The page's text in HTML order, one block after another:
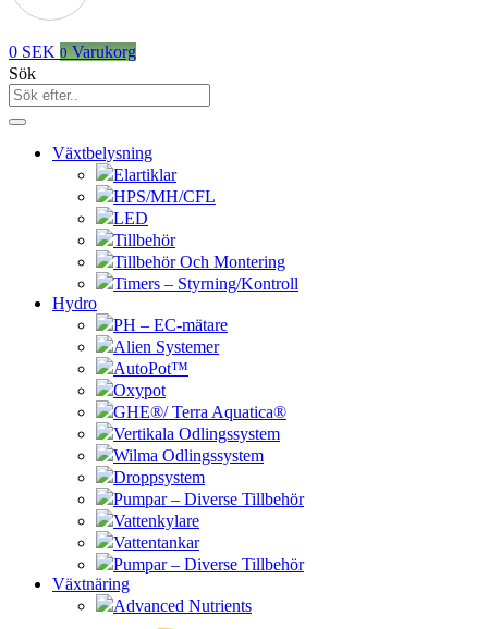
0 SEK 0 Varukorg
Sök
Växtbelysning
Elartiklar
HPS/MH/CFL
LED
Tillbehör
Tillbehör Och Montering
Timers – Styrning/Kontroll
Hydro
PH – EC-mätare
Alien Systemer
AutoPot™
Oxypot
GHE®/ Terra Aquatica®
Vertikala Odlingssystem
Wilma Odlingssystem
Droppsystem
Pumpar – Diverse Tillbehör
Vattenkylare
Vattentankar
Pumpar – Diverse Tillbehör
Växtnäring
Advanced Nutrients